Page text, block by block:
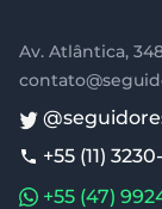
Av. Atlântica,
+55 (11)
+55 (47)